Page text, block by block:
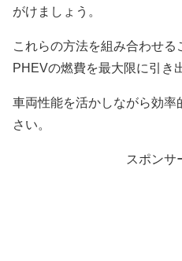
がけましょう。
これらの方法を組み合わせ
PHEVの燃費を最大限に引き
車両性能を活かしながら効
さい。
スポンサ